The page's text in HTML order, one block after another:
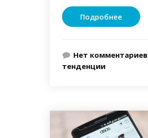
Подробнее
Нет комментариев
тенденции